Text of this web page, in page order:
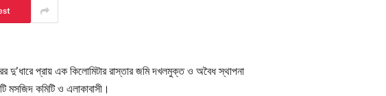
দু’ধারে প্রায় এক কিলোমিটার রাস্তার জমি দখলমুক্ত ও অবৈধ স্থাপনা
মসজিদ কমিটি ও এলাকাবাসী।